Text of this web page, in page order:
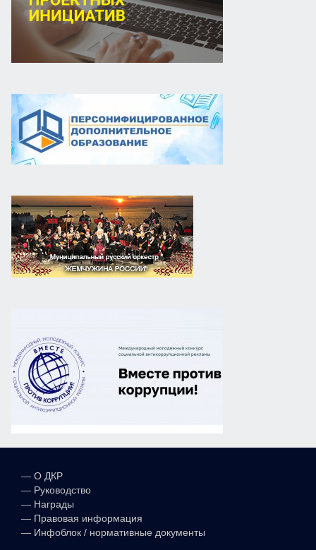
— О ДКР
— Руководство
— Награды
— Правовая информация
— Инфоблок / нормативные документы